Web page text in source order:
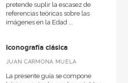
pretende suplir la escasez de
referencias teóricas sobre las
imágenes en la Edad ...
Iconografía clásica
JUAN CARMONA MUELA
La presente guía se compone